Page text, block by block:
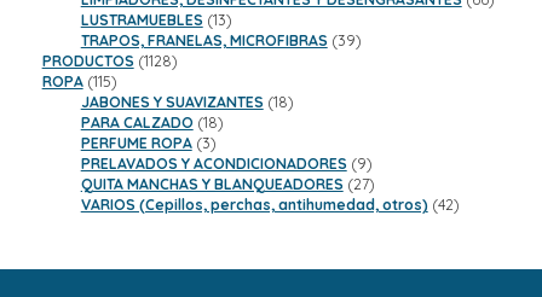
LUSTRAMUEBLES 1313
productos
TRAPOS, FRANELAS, MICROFIBRAS 3939
PRODUCTOS 11281128
ROPA 115115
productos
JABONES Y SUAVIZANTES 1818
PARA CALZADO 1818
PERFUME ROPA 33
productos
PRELAVADOS Y ACONDICIONADORES 99
productos
QUITA MANCHAS Y BLANQUEADORES 2727
productos
VARIOS (Cepillos, perchas, antihumedad, otros) 4242